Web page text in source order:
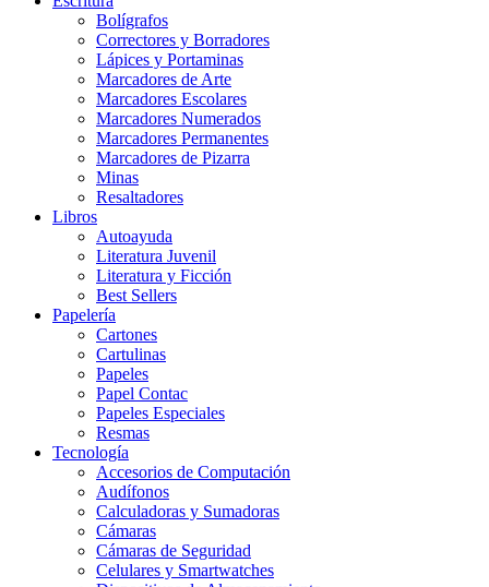
Bolígrafos
Correctores y Borradores
Lápices y Portaminas
Marcadores de Arte
Marcadores Escolares
Marcadores Numerados
Marcadores Permanentes
Marcadores de Pizarra
Minas
Resaltadores
Libros
Autoayuda
Literatura Juvenil
Literatura y Ficción
Best Sellers
Papelería
Cartones
Cartulinas
Papeles
Papel Contac
Papeles Especiales
Resmas
Tecnología
Accesorios de Computación
Audífonos
Calculadoras y Sumadoras
Cámaras
Cámaras de Seguridad
Celulares y Smartwatches